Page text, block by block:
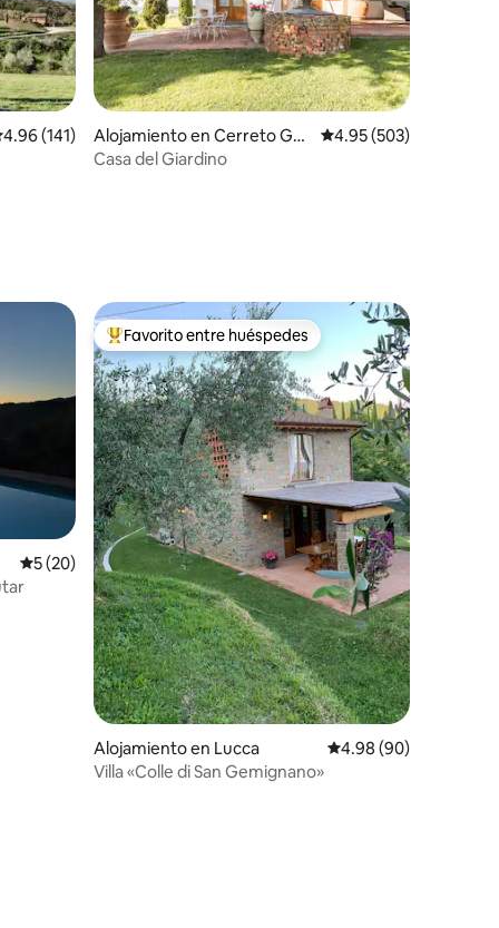
promedio: 4.96 de 5, 141 reseñas
4.96 (141)
Alojamiento en Cerreto Gui
di
Calificación promedio:
4.95 (503)
Casa del Giardino
Calificación promedio: 5 de 5, 20 reseñas
5 (20)
Favorito entre huéspedes preferido
Favorito entre huéspedes
Alojamiento en Lucca Calificación
4.98 (90)
Villa «Colle di San Gemignano»